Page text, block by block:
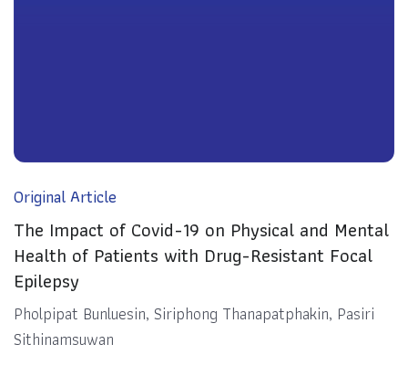
Original Article
The Impact of Covid-19 on Physical and Mental
Health of Patients with Drug-Resistant Focal
Epilepsy
Pholpipat Bunluesin, Siriphong Thanapatphakin, Pasiri
Sithinamsuwan